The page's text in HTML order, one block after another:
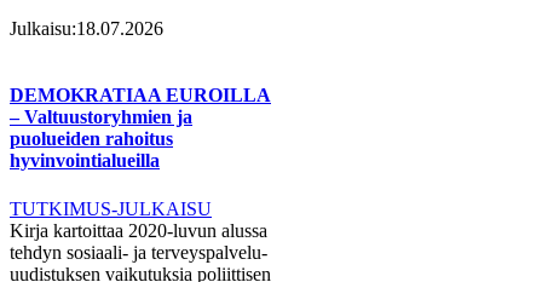
Julkaisu:18.07.2026
DEMOKRATIAA EUROILLA
– Valtuustoryhmien ja
puolueiden rahoitus
hyvinvointialueilla
TUTKIMUS-JULKAISU
Kirja kartoittaa 2020-luvun alussa
tehdyn sosiaali- ja terveyspalvelu-
uudistuksen vaikutuksia poliittisen